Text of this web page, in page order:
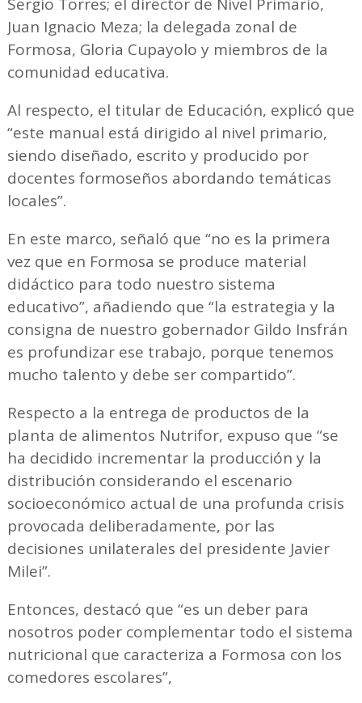
Juan Ignacio Meza; la delegada zonal de
Formosa, Gloria Cupayolo y miembros de la
comunidad educativa.
Al respecto, el titular de Educación, explicó que
“este manual está dirigido al nivel primario,
siendo diseñado, escrito y producido por
docentes formoseños abordando temáticas
locales”.
En este marco, señaló que “no es la primera
vez que en Formosa se produce material
didáctico para todo nuestro sistema
educativo”, añadiendo que “la estrategia y la
consigna de nuestro gobernador Gildo Insfrán
es profundizar ese trabajo, porque tenemos
mucho talento y debe ser compartido”.
Respecto a la entrega de productos de la
planta de alimentos Nutrifor, expuso que “se
ha decidido incrementar la producción y la
distribución considerando el escenario
socioeconómico actual de una profunda crisis
provocada deliberadamente, por las
decisiones unilaterales del presidente Javier
Milei”.
Entonces, destacó que “es un deber para
nosotros poder complementar todo el sistema
nutricional que caracteriza a Formosa con los
comedores escolares”,